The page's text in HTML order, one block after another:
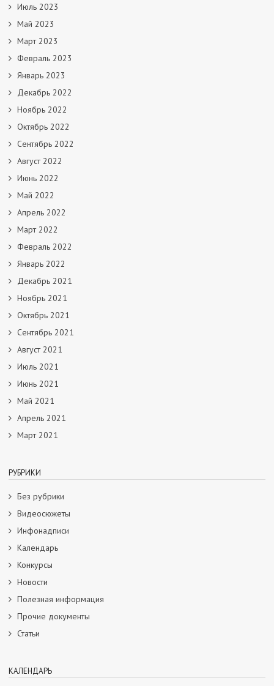
Июль 2023
Май 2023
Март 2023
Февраль 2023
Январь 2023
Декабрь 2022
Ноябрь 2022
Октябрь 2022
Сентябрь 2022
Август 2022
Июнь 2022
Май 2022
Апрель 2022
Март 2022
Февраль 2022
Январь 2022
Декабрь 2021
Ноябрь 2021
Октябрь 2021
Сентябрь 2021
Август 2021
Июль 2021
Июнь 2021
Май 2021
Апрель 2021
Март 2021
РУБРИКИ
Без рубрики
Видеосюжеты
Инфонадписи
Календарь
Конкурсы
Новости
Полезная информация
Прочие документы
Статьи
КАЛЕНДАРЬ